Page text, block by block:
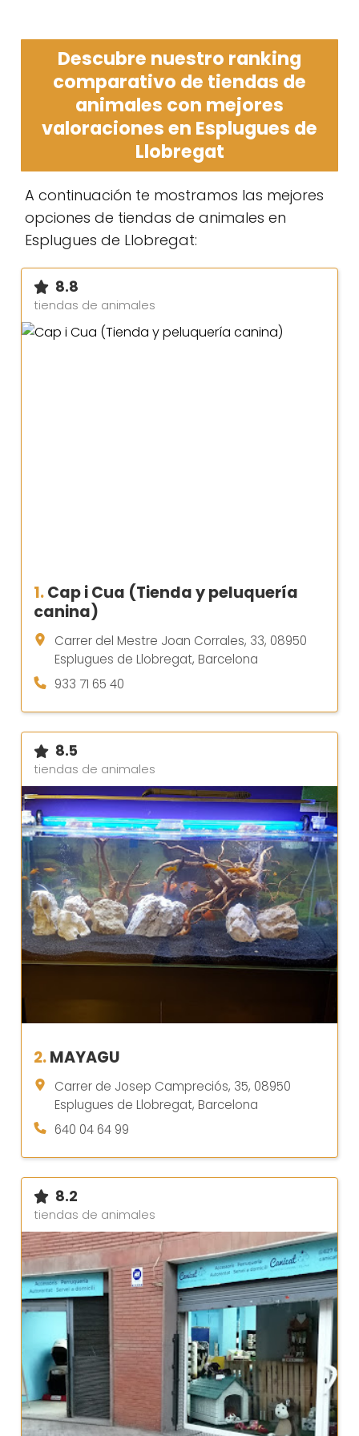
Descubre nuestro ranking
comparativo de tiendas de
animales con mejores
valoraciones en Esplugues de
Llobregat
A continuación te mostramos las mejores
opciones de tiendas de animales en
Esplugues de Llobregat:
8.8
tiendas de animales
1.Cap i Cua (Tienda y peluquería
canina)
Carrer del Mestre Joan Corrales, 33, 08950
Esplugues de Llobregat, Barcelona
933 71 65 40
8.5
tiendas de animales
2.MAYAGU
Carrer de Josep Campreciós, 35, 08950
Esplugues de Llobregat, Barcelona
640 04 64 99
8.2
tiendas de animales